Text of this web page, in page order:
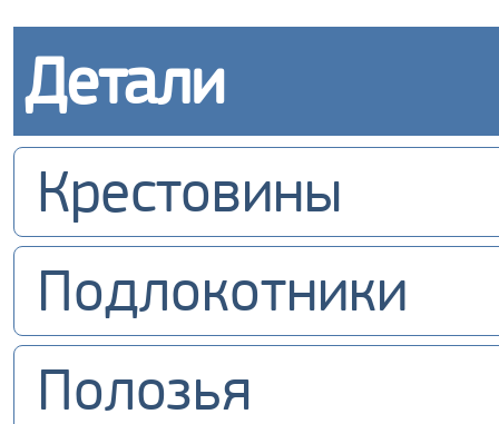
Детали
Крестовины
Подлокотники
Полозья